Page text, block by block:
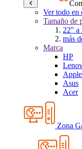
Ver todo en
Tamaño de
22" a
más
Marca
HP
Apple
Asus
Acer
Zona